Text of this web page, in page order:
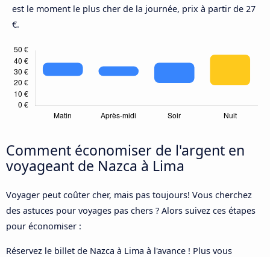
est le moment le plus cher de la journée, prix à partir de 27
€.
Comment économiser de l'argent en
voyageant de Nazca à Lima
Voyager peut coûter cher, mais pas toujours! Vous cherchez
des astuces pour voyages pas chers ? Alors suivez ces étapes
pour économiser :
Réservez le billet de Nazca à Lima à l'avance ! Plus vous